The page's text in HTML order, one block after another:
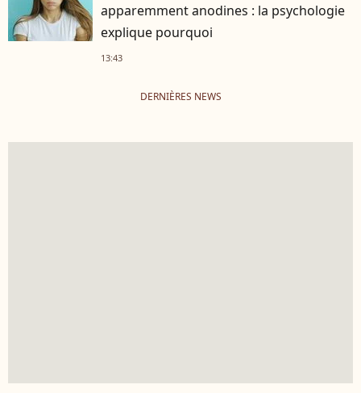
apparemment anodines : la psychologie
explique pourquoi
13:43
DERNIÈRES NEWS